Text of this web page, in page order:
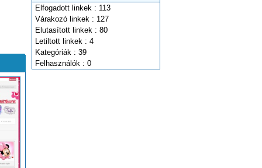
Elfogadott linkek : 113
Várakozó linkek : 127
Elutasított linkek : 80
Letiltott linkek : 4
Kategóriák : 39
Felhasználók : 0